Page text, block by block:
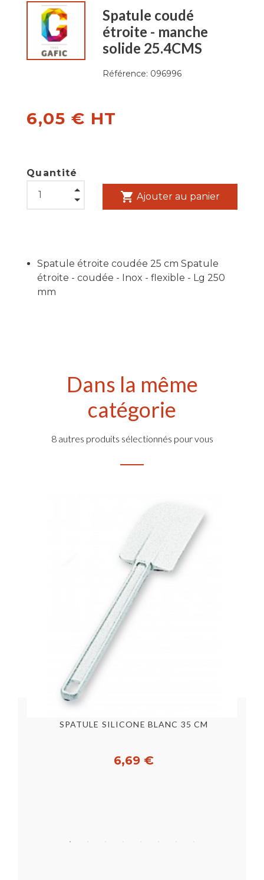
Spatule coudé
étroite - manche
solide 25.4CMS
Référence: 096996
6,05 € HT
Quantité
shopping_cart Ajouter au panier
Spatule étroite coudée 25 cm Spatule
étroite - coudée - Inox - flexible - Lg 250
mm
Dans la même
catégorie
8 autres produits sélectionnés pour vous
SPATULE SILICONE BLANC 35 CM
6,69 €